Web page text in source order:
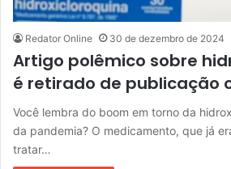
Redator Online 30 de dezembro de 2024
Artigo polêmico sobre
é retirado de publicação
Você lembra do boom em torno da
da pandemia? O medicamento, que já
tratar…